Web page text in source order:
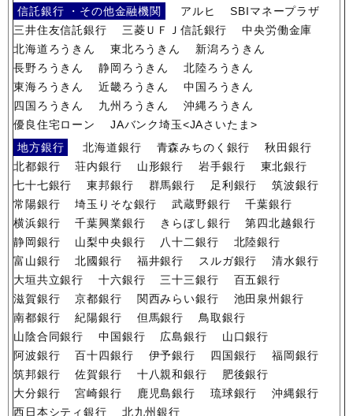
信託銀行 ・その他金融機関
アルヒ
SBIマネープラザ
三井住友信託銀行
三菱ＵＦＪ信託銀行
中央労働金庫
北海道ろうきん
東北ろうきん
新潟ろうきん
長野ろうきん
静岡ろうきん
北陸ろうきん
東海ろうきん
近畿ろうきん
中国ろうきん
四国ろうきん
九州ろうきん
沖縄ろうきん
優良住宅ローン
JAバンク埼玉<JAさいたま>
地方銀行
北海道銀行 青森みちのく銀行
秋田銀行
北都銀行
荘内銀行 山形銀行 岩手銀行
東北銀行
七十七銀行
東邦銀行 群馬銀行 足利銀行
筑波銀行
常陽銀行
埼玉りそな銀行 武蔵野銀行
千葉銀行
横浜銀行
千葉興業銀行 きらぼし銀行
第四北越銀行
静岡銀行
山梨中央銀行 八十二銀行
北陸銀行
富山銀行
北國銀行 福井銀行 スルガ銀行
清水銀行
大垣共立銀行
十六銀行 三十三銀行
百五銀行
滋賀銀行
京都銀行 関西みらい銀行
池田泉州銀行
南都銀行
紀陽銀行 但馬銀行
鳥取銀行
山陰合同銀行
中国銀行 広島銀行
山口銀行
阿波銀行
百十四銀行 伊予銀行 四国銀行
福岡銀行
筑邦銀行
佐賀銀行 十八親和銀行
肥後銀行
大分銀行
宮崎銀行 鹿児島銀行 琉球銀行
沖縄銀行
西日本シティ銀行
北九州銀行